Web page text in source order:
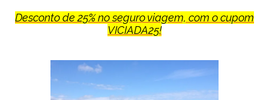
Desconto de 25% no seguro viagem, com o cupom
VICIADA25!